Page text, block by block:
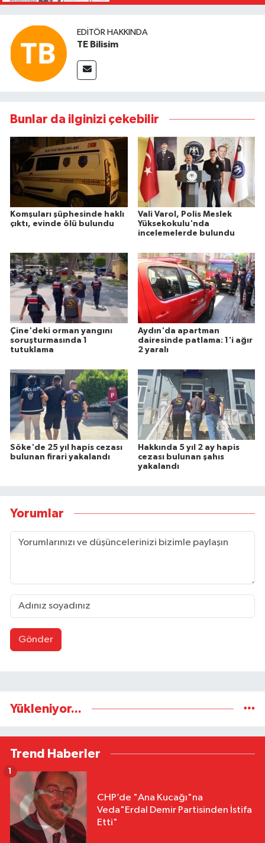
EDITÖR HAKKINDA
TE Bilisim
Bunlar da ilginizi çekebilir
Komşuları şüphesinde haklı
çıktı, evinde ölü bulundu
Vali Varol, Polis Meslek
Yüksekokulu'nda
incelemelerde bulundu
Çine'deki orman yangını
soruşturmasında 1
tutuklama
Aydın'da apartman
dairesinde patlama: 1'i ağır
2 yaralı
Söke'de 25 yıl hapis cezası
bulunan firari yakalandı
Hakkında 5 yıl 2 ay hapis
cezası bulunan şahıs
yakalandı
Yorumlar
Gönder
Yükleniyor...
Trend Haberler
CHP’de "Ana Kucağı"na
Veda"Erdal Demir Partisinden İstifa
Etti"
1